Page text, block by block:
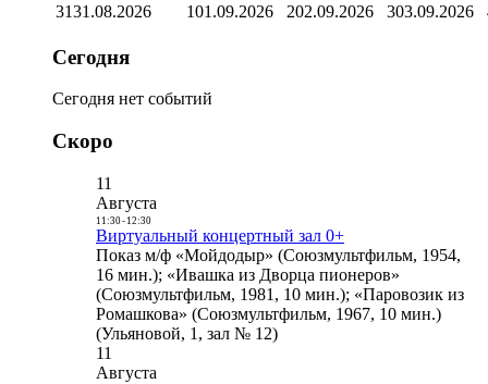
3131.08.2026 101.09.2026 202.09.2026 303.09.2026
Сегодня
Сегодня нет событий
Скоро
11
Августа
11:30- 12:30
Виртуальный концертный зал 0+
Показ м/ф «Мойдодыр» (Союзмультфильм, 1954,
16 мин.); «Ивашка из Дворца пионеров»
(Союзмультфильм, 1981, 10 мин.); «Паровозик из
Ромашкова» (Союзмультфильм, 1967, 10 мин.)
(Ульяновой, 1, зал № 12)
11
Августа